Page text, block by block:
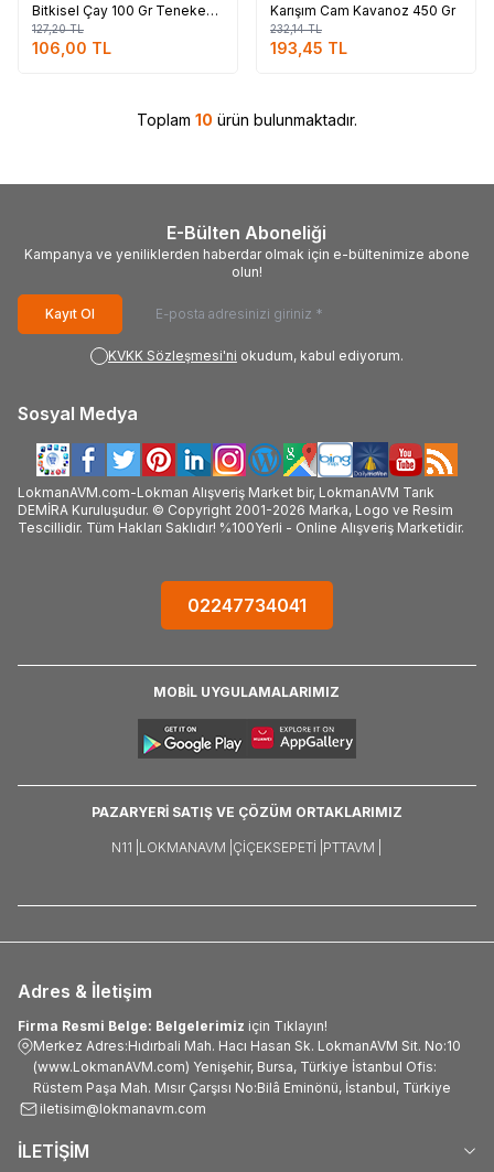
Bitkisel Çay 100 Gr Teneke
Kutu
127,20TL
106,00 TL
Karışım Cam Kavanoz 450 Gr
232,14TL
193,45 TL
Toplam 10 ürün bulunmaktadır.
E-Bülten Aboneliği
Kampanya ve yeniliklerden haberdar olmak için e-bültenimize abone
olun!
Kayıt Ol
KVKK Sözleşmesi'ni okudum, kabul ediyorum.
Sosyal Medya
LokmanAVM.com-Lokman Alışveriş Market bir, LokmanAVM Tarık
DEMİRA Kuruluşudur. © Copyright 2001-2026 Marka, Logo ve Resim
Tescillidir. Tüm Hakları Saklıdır! %100Yerli - Online Alışveriş Marketidir.
02247734041
MOBİL UYGULAMALARIMIZ
PAZARYERİ SATIŞ VE ÇÖZÜM ORTAKLARIMIZ
N11 | LOKMANAVM | ÇIÇEKSEPETI | PTTAVM |
Adres & İletişim
Firma Resmi Belge: Belgelerimiz için Tıklayın!
Merkez Adres:Hıdırbali Mah. Hacı Hasan Sk. LokmanAVM Sit. No:10
(www.LokmanAVM.com) Yenişehir, Bursa, Türkiye İstanbul Ofis:
Rüstem Paşa Mah. Mısır Çarşısı No:Bilâ Eminönü, İstanbul, Türkiye
iletisim@lokmanavm.com
İLETİŞİM